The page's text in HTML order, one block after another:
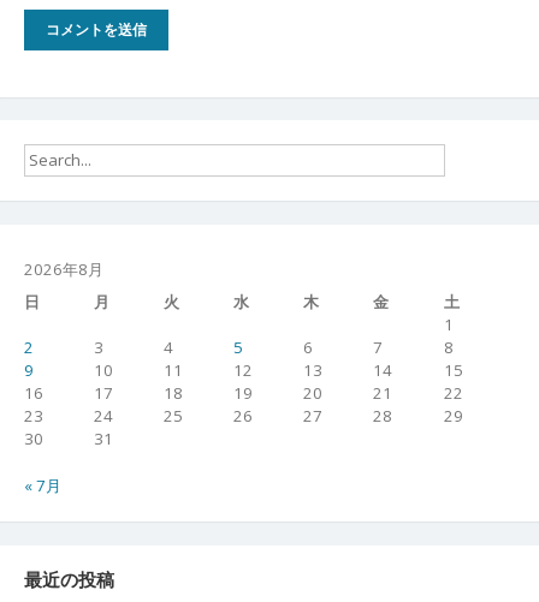
2026年8月
日
月 火 水 木 金
土
1
2
3 4 5 6 7
8
9
10 11 12 13 14
15
16
17 18 19 20 21
22
23
24 25 26 27 28
29
30
31
« 7月
最近の投稿